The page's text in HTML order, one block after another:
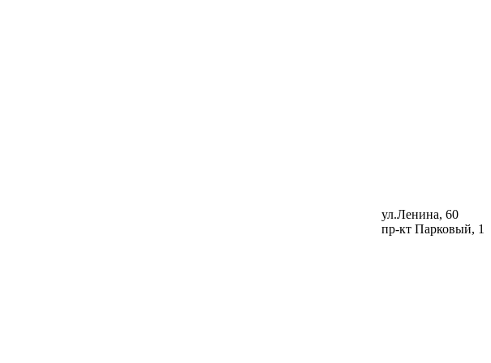
ул.Ленина, 60
пр-кт Парковый, 1